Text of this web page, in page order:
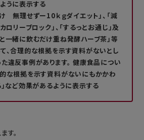
うに表示する
無理せずー10ｋｇダイエット」、「減
ロリーブロック」、「するっとお通じ」及
一緒に飲むだけ重ね発酵ハーブ茶」等
、合理的な根拠を示す資料がないとし
違反事例があります。 健康食品につい
な根拠を示す資料がないにもかかわ
」など効果があるように表示する
す。